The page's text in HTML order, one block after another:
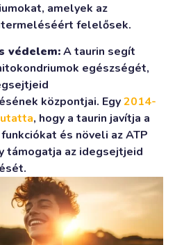
amelyek az
felelősek.
védelem:A taurin segít
egészségét,
központjai. Egy2014-
, hogy a taurin javítja a
és növeli az ATP
támogatja az idegsejtjeid